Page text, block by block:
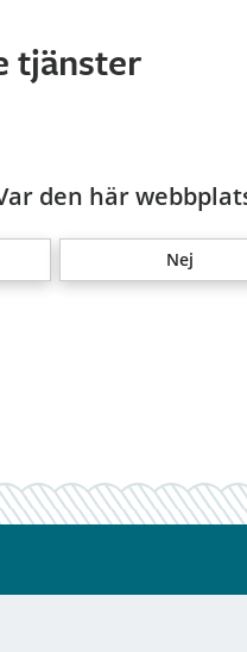
tjänster
den här
Nej